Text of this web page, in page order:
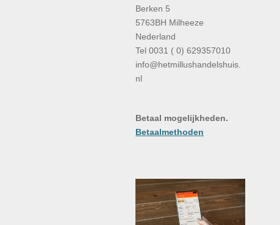
Berken 5
5763BH Milheeze
Nederland
Tel 0031 ( 0) 629357010
info@hetmillushandelshuis.
nl
Betaal mogelijkheden.
Betaalmethoden